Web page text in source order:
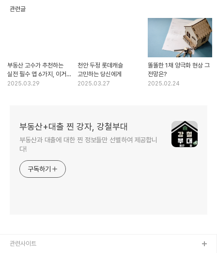
관련글
부동산 고수가 추천하는
실전 필수 앱 6가지, 이거면
충분해요
2025.03.29
천안 두정 롯데캐슬
고민하는 당신에게
2025.03.27
똘똘한 1채 양극화 현상 그
전망은?
2025.02.24
부동산+대출 찐 강자, 강철부대
부동산과 대출에 대한 찐 정보들만 선별하여 제공합니
다!
구독하기
관련사이트